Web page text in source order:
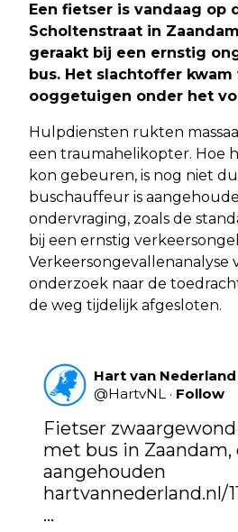
Een fietser is vandaag op
Scholtenstraat in
geraakt bij een ernstig
bus. Het slachtoffer
ooggetuigen onder het
Hulpdiensten rukten
een traumahelikopter. Hoe
kon gebeuren, is nog niet
buschauffeur is
ondervraging, zoals de
bij een ernstig
Verkeersongevallenanalyse
onderzoek naar de
de weg tijdelijk afgesloten.
Hart van Nederland
@HartvNL · Follow
Fietser
met bus in Zaandam,
hartvannederland.nl/
…